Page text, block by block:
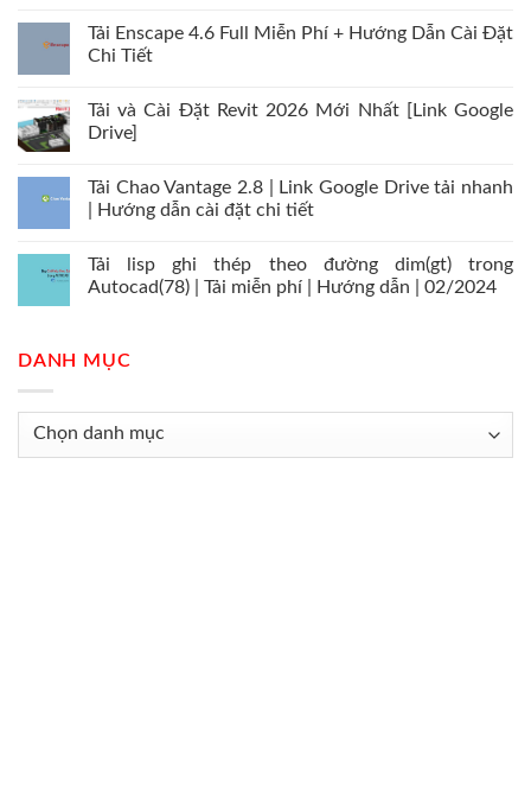
Tải Enscape 4.6 Full Miễn Phí + Hướng Dẫn Cài Đặt
Chi Tiết
Tải và Cài Đặt Revit 2026 Mới Nhất [Link Google
Drive]
Tải Chao Vantage 2.8 | Link Google Drive tải nhanh
| Hướng dẫn cài đặt chi tiết
Tải lisp ghi thép theo đường dim(gt) trong
Autocad(78) | Tải miễn phí | Hướng dẫn | 02/2024
DANH MỤC
Danh